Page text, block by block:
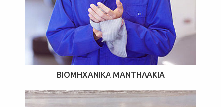
ΒΙΟΜΗΧΑΝΙΚΆ ΜΑΝΤΗΛΆΚΙΑ